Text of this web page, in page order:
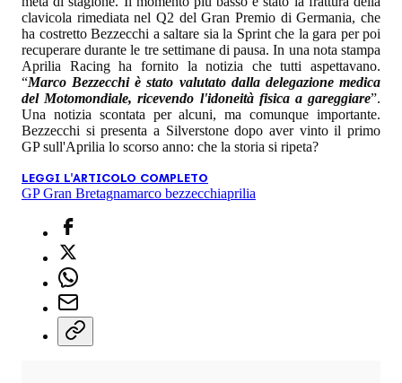
clavicola rimediata nel Q2 del Gran Premio di Germania, che
ha costretto Bezzecchi a saltare sia la Sprint che la gara per poi
recuperare durante le tre settimane di pausa. In una nota stampa
Aprilia Racing ha fornito la notizia che tutti aspettavano.
“Marco Bezzecchi è stato valutato dalla delegazione medica
del Motomondiale, ricevendo l'idoneità fisica a gareggiare”.
Una notizia scontata per alcuni, ma comunque importante.
Bezzecchi si presenta a Silverstone dopo aver vinto il primo
GP sull'Aprilia lo scorso anno: che la storia si ripeta?
LEGGI L'ARTICOLO COMPLETO
GP Gran Bretagnamarco bezzecchiaprilia